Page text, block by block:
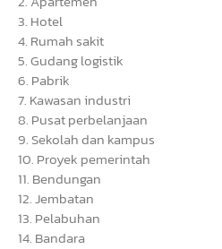
3. Hotel
4. Rumah sakit
5. Gudang logistik
6. Pabrik
7. Kawasan industri
8. Pusat perbelanjaan
9. Sekolah dan kampus
10. Proyek pemerintah
11. Bendungan
12. Jembatan
13. Pelabuhan
14. Bandara